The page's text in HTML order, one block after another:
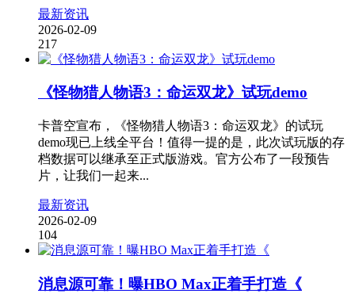
最新资讯
2026-02-09
217
《怪物猎人物语3：命运双龙》试玩demo
卡普空宣布，《怪物猎人物语3：命运双龙》的试玩
demo现已上线全平台！值得一提的是，此次试玩版的存
档数据可以继承至正式版游戏。官方公布了一段预告
片，让我们一起来...
最新资讯
2026-02-09
104
消息源可靠！曝HBO Max正着手打造《